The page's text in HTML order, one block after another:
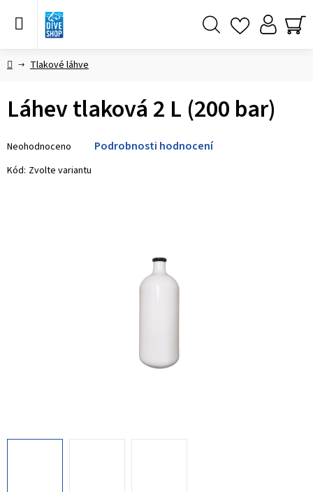
DomůTlakové láhve
Láhev tlaková 2 L (200 bar)
hodnocení
produktu
Neohodnoceno Podrobnosti hodnocení
Kód: Zvolte variantu